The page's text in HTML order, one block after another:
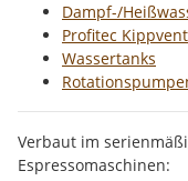
Dampf-/
Profitec
Wassertanks
Verbaut im
Espressomaschinen: